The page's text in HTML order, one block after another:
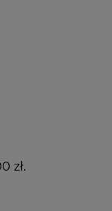
zł.